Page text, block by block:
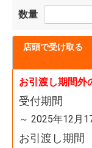
数量
店頭で受け取る
お引渡し期間外
受付期間
～ 2025年12月
お引渡し期間